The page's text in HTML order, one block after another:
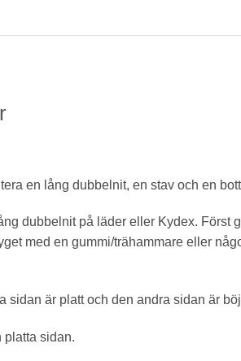
en lång dubbelnit, en stav och en
dubbelnit på läder eller Kydex. Först
med en gummi/trähammare eller
sidan är platt och den andra sidan är
platta sidan.